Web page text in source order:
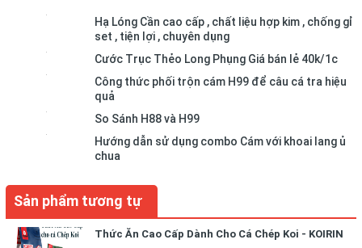
Hạ Lóng Cần cao cấp , chất liệu hợp kim , chống gỉ
set , tiện lợi , chuyên dụng
Cước Trục Thẻo Long Phụng Giá bán lẻ 40k/1c
Công thức phối trộn cám H99 để câu cá tra hiệu
quả
So Sánh H88 và H99
Hướng dẫn sử dụng combo Cám với khoai lang ủ
chua
Sản phẩm tương tự
Thức Ăn Cao Cấp Dành Cho Cá Chép Koi - KOIRIN